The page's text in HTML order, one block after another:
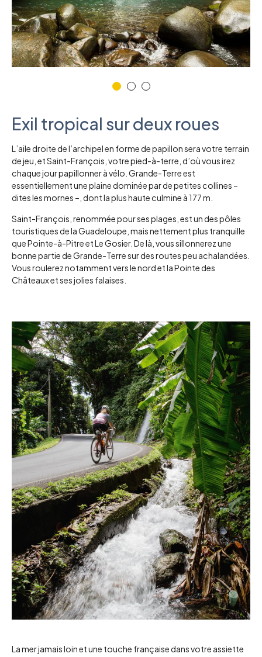
Exil tropical sur deux roues
L’aile droite de l’archipel en forme de papillon sera votre terrain
de jeu, et Saint-François, votre pied-à-terre, d’où vous irez
chaque jour papillonner à vélo. Grande-Terre est
essentiellement une plaine dominée par de petites collines –
dites les mornes –, dont la plus haute culmine à 177 m.
Saint-François, renommée pour ses plages, est un des pôles
touristiques de la Guadeloupe, mais nettement plus tranquille
que Pointe-à-Pitre et Le Gosier. De là, vous sillonnerez une
bonne partie de Grande-Terre sur des routes peu achalandées.
Vous roulerez notamment vers le nord et la Pointe des
Châteaux et ses jolies falaises.
La mer jamais loin et une touche française dans votre assiette